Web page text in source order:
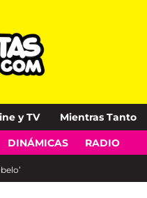
y TV Mientras Tanto
DINÁMICAS RADIO